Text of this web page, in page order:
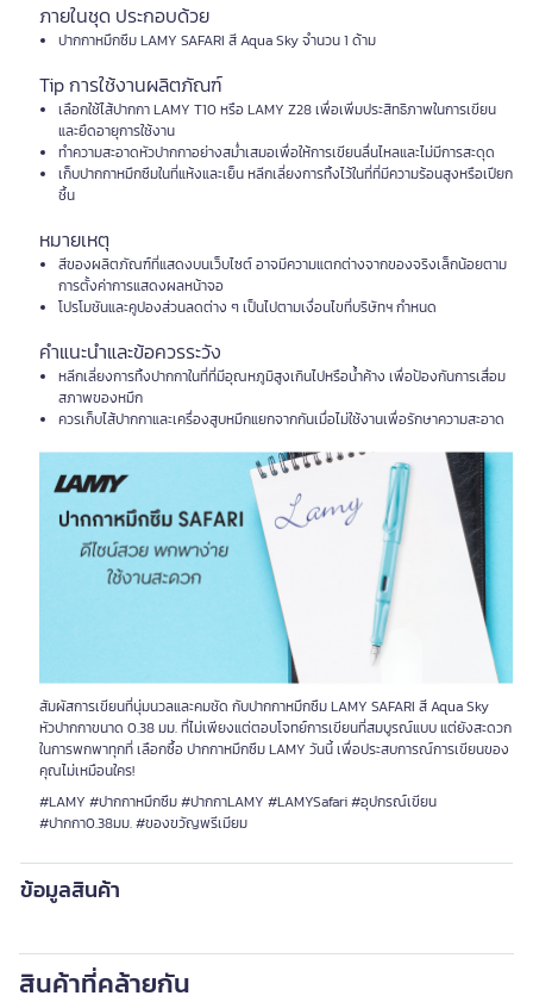
ภายในชุด ประกอบด้วย
ปากกาหมึกซึม LAMY SAFARI สี Aqua Sky จำนวน 1 ด้าม
Tip การใช้งานผลิตภัณฑ์
เลือกใช้ไส้ปากกา LAMY T10 หรือ LAMY Z28 เพื่อเพิ่มประสิทธิภาพในการเขียน
และยืดอายุการใช้งาน
ทำความสะอาดหัวปากกาอย่างสม่ำเสมอเพื่อให้การเขียนลื่นไหลและไม่มีการสะดุด
เก็บปากกาหมึกซึมในที่แห้งและเย็น หลีกเลี่ยงการทิ้งไว้ในที่ที่มีความร้อนสูงหรือเปียก
ชื้น
หมายเหตุ
สีของผลิตภัณฑ์ที่แสดงบนเว็บไซต์ อาจมีความแตกต่างจากของจริงเล็กน้อยตาม
การตั้งค่าการแสดงผลหน้าจอ
โปรโมชันและคูปองส่วนลดต่าง ๆ เป็นไปตามเงื่อนไขที่บริษัทฯ กำหนด
คำแนะนำและข้อควรระวัง
หลีกเลี่ยงการทิ้งปากกาในที่ที่มีอุณหภูมิสูงเกินไปหรือน้ำค้าง เพื่อป้องกันการเสื่อม
สภาพของหมึก
ควรเก็บไส้ปากกาและเครื่องสูบหมึกแยกจากกันเมื่อไม่ใช้งานเพื่อรักษาความสะอาด
สัมผัสการเขียนที่นุ่มนวลและคมชัด กับปากกาหมึกซึม LAMY SAFARI สี Aqua Sky
หัวปากกาขนาด 0.38 มม. ที่ไม่เพียงแต่ตอบโจทย์การเขียนที่สมบูรณ์แบบ แต่ยังสะดวก
ในการพกพาทุกที่ เลือกซื้อ ปากกาหมึกซึม LAMY วันนี้ เพื่อประสบการณ์การเขียนของ
คุณไม่เหมือนใคร!
#LAMY #ปากกาหมึกซึม #ปากกาLAMY #LAMYSafari #อุปกรณ์เขียน
#ปากกา0.38มม. #ของขวัญพรีเมียม
ข้อมูลสินค้า
สินค้าที่คล้ายกัน